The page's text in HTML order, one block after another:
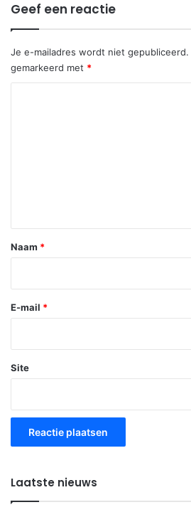
Geef een reactie
Je e-mailadres wordt niet gepubliceerd.
gemarkeerd met *
*
Naam *
E-mail *
Site
Laatste nieuws